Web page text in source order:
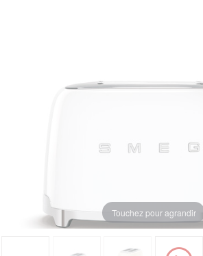
Touchez pour agrandir